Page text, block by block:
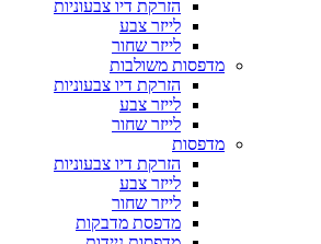
הזרקת דיו צבעוניות
לייזר צבע
לייזר שחור
מדפסות משולבות
הזרקת דיו צבעוניות
לייזר צבע
לייזר שחור
מדפסות
הזרקת דיו צבעוניות
לייזר צבע
לייזר שחור
מדפסת מדבקות